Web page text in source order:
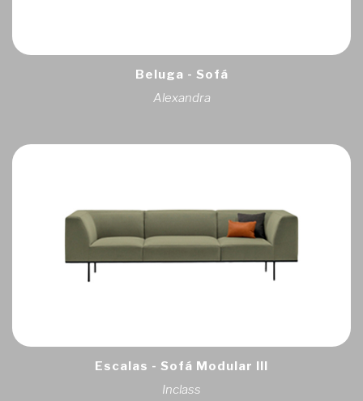
Beluga - Sofá
Alexandra
Escalas - Sofá Modular III
Inclass